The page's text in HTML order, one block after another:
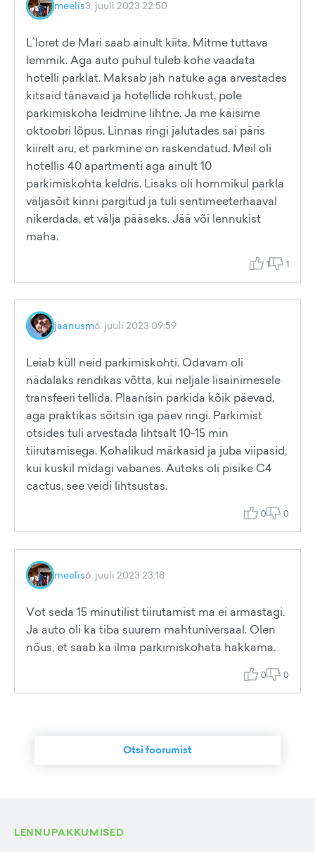
meelis3. juuli 2023 22:50
L`loret de Mari saab ainult kiita. Mitme tuttava
lemmik. Aga auto puhul tuleb kohe vaadata
hotelli parklat. Maksab jah natuke aga arvestades
kitsaid tänavaid ja hotellide rohkust, pole
parkimiskoha leidmine lihtne. Ja me käisime
oktoobri lõpus. Linnas ringi jalutades sai päris
kiirelt aru, et parkmine on raskendatud. Meil oli
hotellis 40 apartmenti aga ainult 10
parkimiskohta keldris. Lisaks oli hommikul parkla
väljasõit kinni pargitud ja tuli sentimeeterhaaval
nikerdada, et välja pääseks. Jää või lennukist
maha.
1 1
jaanusm6. juuli 2023 09:59
Leiab küll neid parkimiskohti. Odavam oli
nädalaks rendikas võtta, kui neljale lisainimesele
transfeeri tellida. Plaanisin parkida kõik päevad,
aga praktikas sõitsin iga päev ringi. Parkimist
otsides tuli arvestada lihtsalt 10-15 min
tiirutamisega. Kohalikud märkasid ja juba viipasid,
kui kuskil midagi vabanes. Autoks oli pisike C4
cactus, see veidi lihtsustas.
0 0
meelis6. juuli 2023 23:18
Vot seda 15 minutilist tiirutamist ma ei armastagi.
Ja auto oli ka tiba suurem mahtuniversaal. Olen
nõus, et saab ka ilma parkimiskohata hakkama.
0 0
Otsi foorumist
LENNUPAKKUMISED